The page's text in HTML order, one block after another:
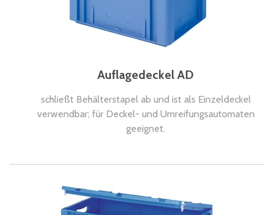
Auflagedeckel AD
schließt Behälterstapel ab und ist als Einzeldeckel
verwendbar; für Deckel- und Umreifungsautomaten
geeignet.